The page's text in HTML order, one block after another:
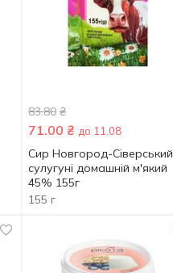
83.80 ₴
71.00 ₴ до 11.08
Сир Новгород-Сіверський
сулугуні домашній м'який
45% 155г
155 г